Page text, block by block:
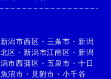
新潟市西区 ・ 三条市 ・ 新潟
区 ・新潟市江南区 ・ 新潟
市西蒲区 ・ 五泉市 ・ 十日
魚沼市 ・ 見附市 ・小千谷